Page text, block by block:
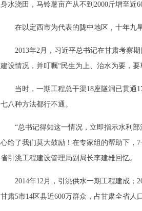
身水浇田，马铃薯亩产从不到2000斤增至近
在以定西市为代表的陇中地区，十年九
2013年2月，习近平总书记在甘肃考察
建设情况，并叮嘱“民生为上、治水为要，要
当时，一期工程总干渠18座隧洞已贯通
七八种方法都行不通。
“总书记得知这一情况，立即指示水利
心给了我们莫大鼓励！在专家组的帮助下，
省引洮工程建设管理局副局长李建雄回忆。
2014年12月，引洮供水一期工程建成；
甘肃5市14区县近600万群众，占甘肃全省人